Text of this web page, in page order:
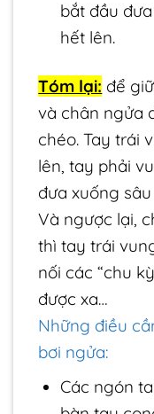
bắt đầu
hết lên.
Tóm lại: để
và chân ngửa
chéo. Tay trái
lên, tay phải
đưa xuống
Và ngược lại,
thì tay trái
nối các “chu
được xa…
Những điều
bơi ngửa:
Các ngón